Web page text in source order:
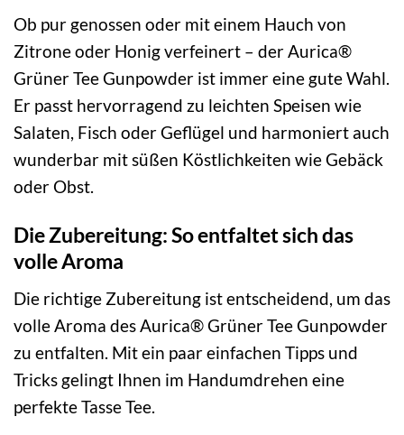
Ob pur genossen oder mit einem Hauch von
Zitrone oder Honig verfeinert – der Aurica®
Grüner Tee Gunpowder ist immer eine gute Wahl.
Er passt hervorragend zu leichten Speisen wie
Salaten, Fisch oder Geflügel und harmoniert auch
wunderbar mit süßen Köstlichkeiten wie Gebäck
oder Obst.
Die Zubereitung: So entfaltet sich das
volle Aroma
Die richtige Zubereitung ist entscheidend, um das
volle Aroma des Aurica® Grüner Tee Gunpowder
zu entfalten. Mit ein paar einfachen Tipps und
Tricks gelingt Ihnen im Handumdrehen eine
perfekte Tasse Tee.